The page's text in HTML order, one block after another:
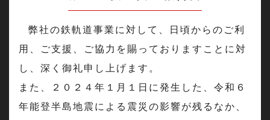
弊社の鉄軌道事業に対して、日頃からのご利
用、ご支援、ご協力を賜っておりますことに対
し、深く御礼申し上げます。
また、２０２４年１月１日に発生した、令和６
年能登半島地震による震災の影響が残るなか、